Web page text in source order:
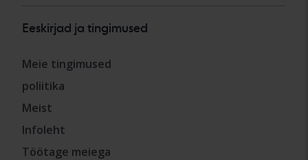
Eeskirjad ja tingimused
Meie tingimused
poliitika
Meist
Infoleht
Töötage meiega